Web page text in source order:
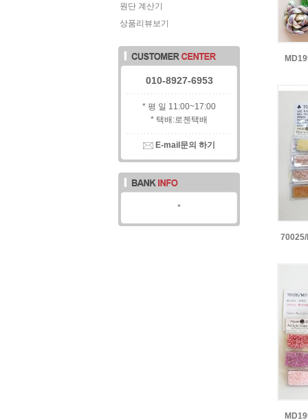
원단 계산기
상품리뷰보기
010-8927-6953
* 평 일 11:00~17:00
* 택배:로젠택배
E-mail문의 하기
*
70025/